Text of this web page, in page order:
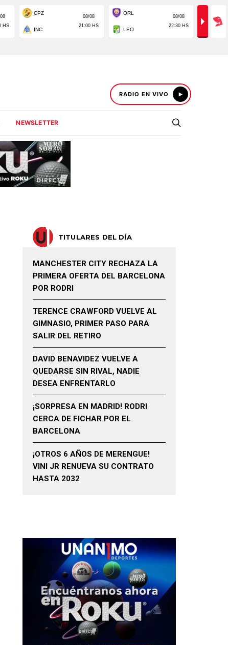
RADIO EN VIVO
NEWSLETTER
TITULARES DEL DÍA
MANCHESTER CITY RECHAZA LA
PRIMERA OFERTA DEL BARCELONA
POR RODRI
TERENCE CRAWFORD VUELVE AL
GIMNASIO, PRIMER PASO PARA
SALIR DEL RETIRO
DAVID BENAVIDEZ VUELVE A
QUEDARSE SIN RIVAL, NADIE
DESEA ENFRENTARLO
¡SORPRESA EN MADRID! RODRI
CERCA DE FICHAR POR EL
BARCELONA
¡OTROS 6 AÑOS DE MERENGUE!
VINI JR RENUEVA SU CONTRATO
HASTA 2032